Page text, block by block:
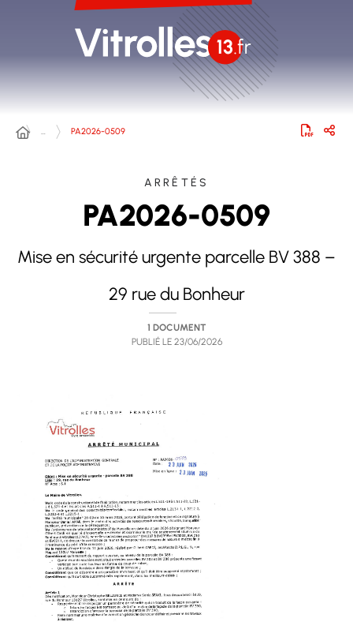
… PA2026-0509
ARRÊTÉS
PA2026-0509
Mise en sécurité urgente parcelle BV 388 –
29 rue du Bonheur
1 DOCUMENT
PUBLIÉ LE 23/06/2026